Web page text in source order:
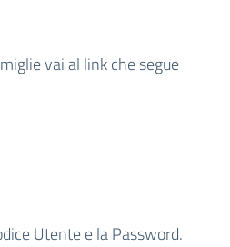
vai al link che segue
Utente e la Password.